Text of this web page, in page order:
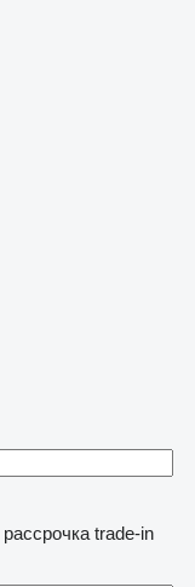
рассрочка trade-in